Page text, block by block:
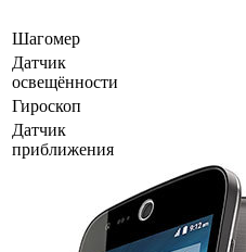
Шагомер
Датчик
освещённости
Гироскоп
Датчик
приближения